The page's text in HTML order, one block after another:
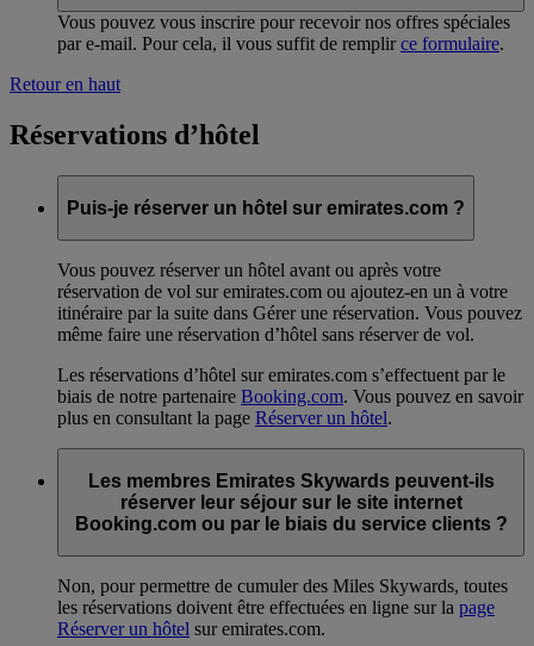
Vous pouvez vous inscrire pour recevoir nos offres spéciales
par e-mail. Pour cela, il vous suffit de remplirce formulaire.
Retour en haut
Réservations d’hôtel
Puis-je réserver un hôtel sur emirates.com ?
Vous pouvez réserver un hôtel avant ou après votre
réservation de vol sur emirates.com ou ajoutez-en un à votre
itinéraire par la suite dans Gérer une réservation. Vous pouvez
même faire une réservation d’hôtel sans réserver de vol.
Les réservations d’hôtel sur emirates.com s’effectuent par le
biais de notre partenaire Booking.com. Vous pouvez en savoir
plus en consultant la page Réserver un hôtel.
Les membres Emirates Skywards peuvent-ils
réserver leur séjour sur le site internet
Booking.com ou par le biais du service clients ?
Non, pour permettre de cumuler des Miles Skywards, toutes
les réservations doivent être effectuées en ligne sur la page
Réserver un hôtel sur emirates.com.